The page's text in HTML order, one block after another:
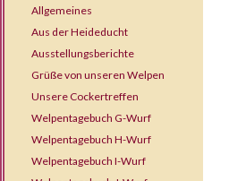
Allgemeines
Aus der Heideducht
Ausstellungsberichte
Grüße von unseren Welpen
Unsere Cockertreffen
Welpentagebuch G-Wurf
Welpentagebuch H-Wurf
Welpentagebuch I-Wurf